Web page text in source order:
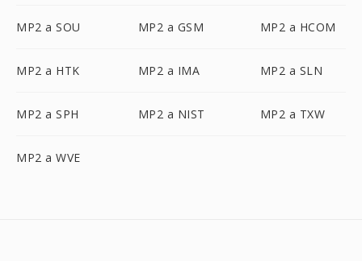
MP2 a SOU MP2 a GSM MP2 a HCOM
MP2 a HTK MP2 a IMA MP2 a SLN
MP2 a SPH MP2 a NIST MP2 a TXW
MP2 a WVE